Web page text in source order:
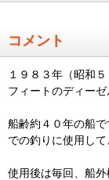
コメント
１９８３年（昭和
フィートのディーゼ
船齢約４０年の船
での釣りに使用して
使用後は毎回、船外